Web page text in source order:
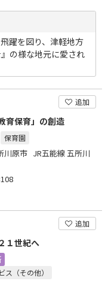
躍を図り、津軽地方
の様な地元に愛され
追加
育保育」の創造
保育園
川原市 JR五能線 五所川
追加
１世紀へ
ス（その他）